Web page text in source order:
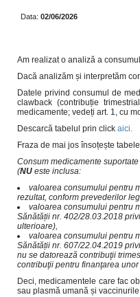
Data: 02/06/2026
Am realizat o analiză a
Dacă analizăm și interpretăm
Datele privind consumul de
clawback (contribuție
medicamente; vedeți art. 1, cu
Descarcă tabelul prin click aici.
Fraza de mai jos însoțește
Consum medicamente
(NU este inclusa:
valoarea consumului pentru
rezultat, conform prevederilor
valoarea consumului pentru
Sănătății nr. 402/28.03.2018
ulterioare),
valoarea consumului pentru
Sănătății nr. 607/22.04.2019
nu se datorează contribuţii
contribuţii pentru finanţarea
Deci, medicamentele care fac
sau plasmă umană și